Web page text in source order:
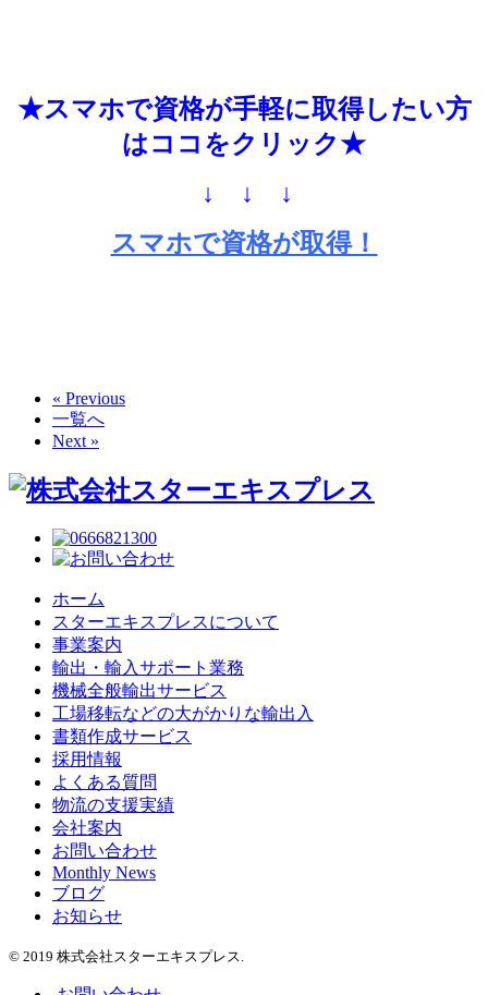
★スマホで資格が手軽に取得したい方
はココをクリック★
↓ ↓ ↓
スマホで資格が取得！
« Previous
一覧へ
Next »
ホーム
スターエキスプレスについて
事業案内
輸出・輸入サポート業務
機械全般輸出サービス
工場移転などの大がかりな輸出入
書類作成サービス
採用情報
よくある質問
物流の支援実績
会社案内
お問い合わせ
Monthly News
ブログ
お知らせ
© 2019 株式会社スターエキスプレス.